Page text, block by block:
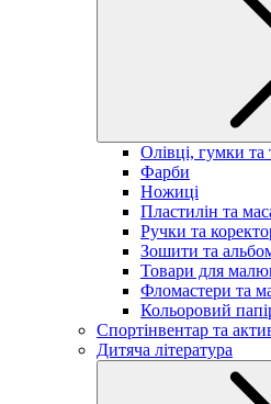
Олівці, гумки та
Фарби
Ножиці
Пластилін та
Ручки та
Зошити та
Товари для
Фломастери та
Кольоровий
Спортінвентар та
Дитяча література